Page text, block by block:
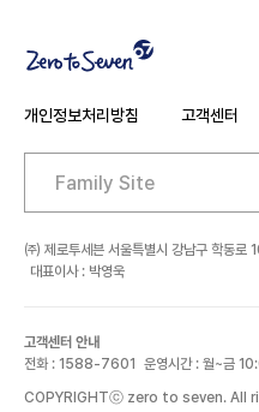
개인정보처리방침 고객센터
주소
㈜ 제로투세븐 서울특별시 강남구 학동로
대표이사 : 박영욱
고객센터 안내
전화 : 1588-7601
운영시간 : 월~금
COPYRIGHTⓒ zero to seven. All